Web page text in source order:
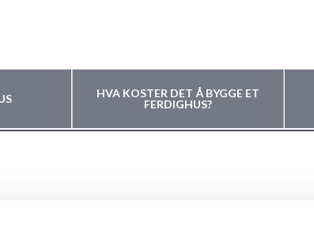
HVA KOSTER DET Å BYGGE ET
FERDIGHUS?